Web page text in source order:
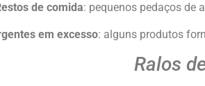
de comida: pequenos pedaços de
em excesso: alguns produtos
Ralos